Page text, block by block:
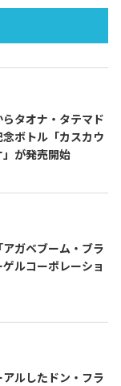
カルが飲める
トラン
タオナ・タテマド
ボトル「カスカウ
が発売開始
ガベブーム・ブラ
ルコーポレーショ
ルしたドン・フラ